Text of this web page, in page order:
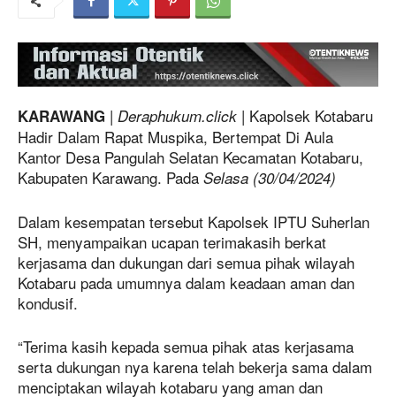
KARAWANG | Deraphukum.click | Kapolsek Kotabaru
Hadir Dalam Rapat Muspika, Bertempat Di Aula
Kantor Desa Pangulah Selatan Kecamatan Kotabaru,
Kabupaten Karawang. Pada Selasa (30/04/2024)
Dalam kesempatan tersebut Kapolsek IPTU Suherlan
SH, menyampaikan ucapan terimakasih berkat
kerjasama dan dukungan dari semua pihak wilayah
Kotabaru pada umumnya dalam keadaan aman dan
kondusif.
“Terima kasih kepada semua pihak atas kerjasama
serta dukungan nya karena telah bekerja sama dalam
menciptakan wilayah kotabaru yang aman dan